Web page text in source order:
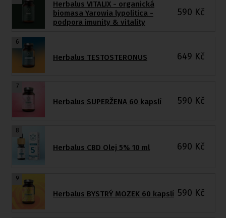
Herbalus VITALIX - organická
biomasa Yarowia lypolitica -
podpora imunity & vitality
590 Kč
6
Herbalus TESTOSTERONUS 649 Kč
7
Herbalus SUPERŽENA 60 kapslí 590 Kč
8
Herbalus CBD Olej 5% 10 ml 690 Kč
9
Herbalus BYSTRÝ MOZEK 60 kapslí 590 Kč